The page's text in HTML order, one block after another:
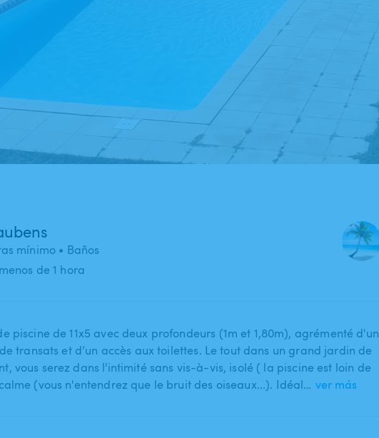
mínimo • Baños
de 1 hora
piscine de 11x5 avec deux profondeurs (1m et 1​,​80m)​,​ agrémenté d'un
transats et d’un accès aux toilettes. Le tout dans un grand jardin de
vous serez dans l'intimité sans vis-à-vis​,​ isolé ( la piscine est loin de
(vous n'entendrez que le bruit des oiseaux...). Idéal… ver más